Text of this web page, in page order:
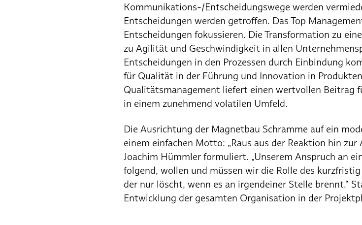
Kommunikations-/Entscheidungswege werden
Entscheidungen werden getroffen. Das Top
Entscheidungen fokussieren. Die Transformation zu
zu Agilität und Geschwindigkeit in allen
Entscheidungen in den Prozessen durch Einbindung
für Qualität in der Führung und Innovation in
Qualitätsmanagement liefert einen wertvollen Beitrag
in einem zunehmend volatilen Umfeld.
Die Ausrichtung der Magnetbau Schramme auf ein
einem einfachen Motto: „Raus aus der Reaktion hin zur
Joachim Hümmler formuliert. „Unserem Anspruch an
folgend, wollen und müssen wir die Rolle des
der nur löscht, wenn es an irgendeiner Stelle brennt.“
Entwicklung der gesamten Organisation in der